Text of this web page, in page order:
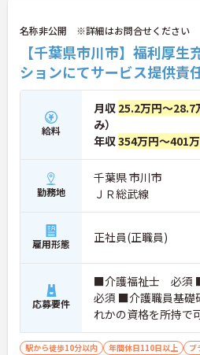
・育休取得率100%・育休後就業復帰
・育児短時間勤務が小学4年生まで利用
り長い期間サポートを受けることがで
・「くるみん」「えるぼし」「トモ
厚生労働省認定を取得しており、ラ
合わせた長期就業が実現できる職場で
時研修・技術向上研修など段階別の
取得支援が整っており、介護福祉士国
座やケアマネ対策講座も自社開講して
種チームケアの中で専門性を高めな
ジャーや生活相談員へのキャリアア
る職場です。
★おすすめPOINT★
【日本生命グループの大手企業・成長
です】
・日本生命グループを親会社に持つ大
ります
・介護福祉士を取得すると資格手当が
円の手当が加算される仕組みが整って
・介護福祉士国家試験対策講座・認知
対策・ケアマネジャー対策など、資格
を自社開講しており、資格保有率
【残業月4.3時間、給与と働きやすさ
職場です】
・賞与年2回・定期昇給、夜勤手当・
宅手当など各種手当が充実しています
・残業は月平均4.3時間と業界水準を
名称非公開 ※詳細はお問合せください
【千葉県市川市】福利厚
ションにてサービス提供責
給料
月収 25.2万円～28.7
み）
年収354万円～401
勤務地
千葉県 市川市
ＪＲ総武線
雇用形態 正社員(正職員)
応募要件
■介護福祉士 必須
必須 ■介護職員基
れかの資格を所持で可 ■必須 訪問介護事
所において、サービ
験
駅から徒歩10分以内 年間休日110日以上 ブ